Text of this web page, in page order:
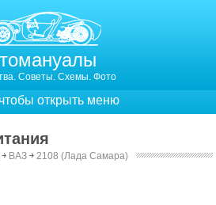
Советы. Схемы. Фото
открыть меню
￫ ВАЗ ￫ 2108 (Лада Самара)